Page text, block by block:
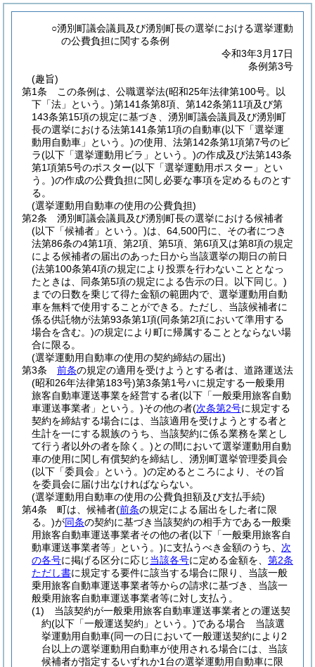
○湧別町議会議員及び湧別町長の選挙における選挙運動
の公費負担に関する条例
令和3年3月17日
条例第3号
(趣旨)
第1条
この条例は、公職選挙法(昭和25年法律第100号。以
下「法」という。)第141条第8項、第142条第11項及び第
143条第15項の規定に基づき、湧別町議会議員及び湧別町
長の選挙における法第141条第1項の自動車(以下「選挙運
動用自動車」という。)の使用、法第142条第1項第7号のビ
ラ(以下「選挙運動用ビラ」という。)の作成及び法第143条
第1項第5号のポスター(以下「選挙運動用ポスター」とい
う。)の作成の公費負担に関し必要な事項を定めるものとす
る。
(選挙運動用自動車の使用の公費負担)
第2条
湧別町議会議員及び湧別町長の選挙における候補者
(以下「候補者」という。)は、64,500円に、その者につき
法第86条の4第1項、第2項、第5項、第6項又は第8項の規定
による候補者の届出のあった日から当該選挙の期日の前日
(法第100条第4項の規定により投票を行わないこととなっ
たときは、同条第5項の規定による告示の日。以下同じ。)
までの日数を乗じて得た金額の範囲内で、選挙運動用自動
車を無料で使用することができる。 ただし、当該候補者に
係る供託物が法第93条第1項(同条第2項において準用する
場合を含む。)の規定により町に帰属することとならない場
合に限る。
(選挙運動用自動車の使用の契約締結の届出)
第3条
前条の規定の適用を受けようとする者は、道路運送法
(昭和26年法律第183号)第3条第1号ハに規定する一般乗用
旅客自動車運送事業を経営する者(以下「一般乗用旅客自動
車運送事業者」という。)その他の者(次条第2号に規定する
契約を締結する場合には、当該適用を受けようとする者と
生計を一にする親族のうち、当該契約に係る業務を業とし
て行う者以外の者を除く。)との間において選挙運動用自動
車の使用に関し有償契約を締結し、湧別町選挙管理委員会
(以下「委員会」という。)の定めるところにより、その旨
を委員会に届け出なければならない。
(選挙運動用自動車の使用の公費負担額及び支払手続)
第4条
町は、候補者(前条の規定による届出をした者に限
る。)が同条の契約に基づき当該契約の相手方である一般乗
用旅客自動車運送事業者その他の者(以下「一般乗用旅客自
動車運送事業者等」という。)に支払うべき金額のうち、 次
の各号に掲げる区分に応じ当該各号に定める金額を、 第2条
ただし書に規定する要件に該当する場合に限り、当該一般
乗用旅客自動車運送事業者等からの請求に基づき、当該一
般乗用旅客自動車運送事業者等に対し支払う。
(1)
当該契約が一般乗用旅客自動車運送事業者との運送契
約(以下「一般運送契約」という。)である場合 当該選
挙運動用自動車(同一の日において一般運送契約により2
台以上の選挙運動用自動車が使用される場合には、当該
候補者が指定するいずれか1台の選挙運動用自動車に限